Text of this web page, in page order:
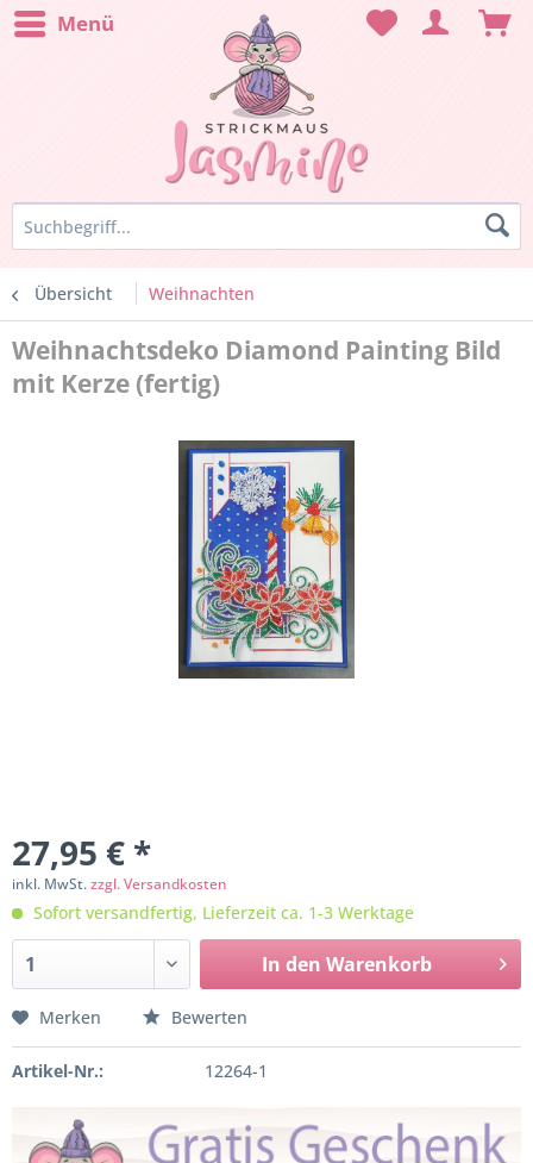
Menü
Übersicht Weihnachten
Weihnachtsdeko Diamond Painting Bild
mit Kerze (fertig)
27,95 € *
inkl. MwSt.zzgl. Versandkosten
Sofort versandfertig, Lieferzeit ca. 1-3 Werktage
In den Warenkorb
Merken Bewerten
Artikel-Nr.: 12264-1